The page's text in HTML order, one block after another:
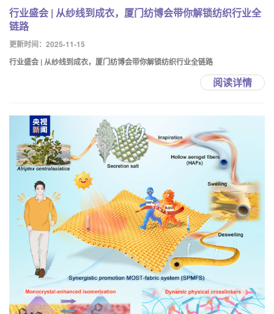
行业盛会 | 从纱线到成衣，厦门纺博会带你解锁纺织行业全
链路
更新时间：2025-11-15
行业盛会 | 从纱线到成衣，厦门纺博会带你解锁纺织行业全链路
阅读详情